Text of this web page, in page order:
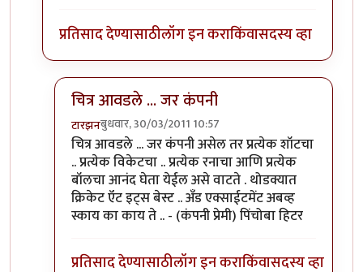
प्रतिसाद देण्यासाठीलॉग इन कराकिंवासदस्य व्हा
चित्र आवडले ... जर कंपनी
टारझनबुधवार, 30/03/2011 10:57
In reply to:) गुड आयडीयाbyसहज
चित्र आवडले ... जर कंपनी असेल तर प्रत्येक शॉटचा
.. प्रत्येक विकेटचा .. प्रत्येक रनाचा आणि प्रत्येक
बॉलचा आनंद घेता येईल असे वाटते . थोडक्यात
क्रिकेट ऍट इट्स बेस्ट .. अँड एक्साईटमेंट अबव्ह
स्काय का काय ते .. - (कंपनी प्रेमी) पिंचोबा हिटर
प्रतिसाद देण्यासाठीलॉग इन कराकिंवासदस्य व्हा